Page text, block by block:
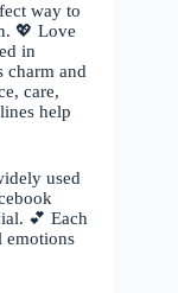
way to
💖 Love
in
charm and
care,
help
used
💕 Each
emotions